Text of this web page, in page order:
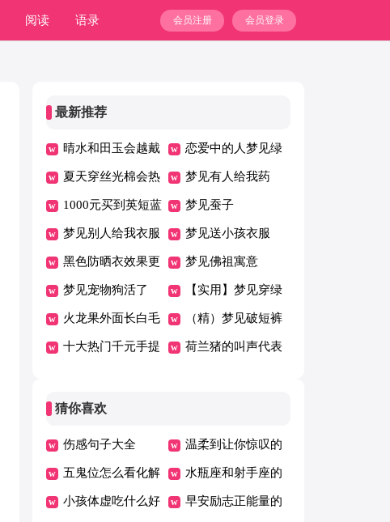
阅读 语录 会员登录
会员注册
最新推荐
晴水和田玉会越戴
越润吗
恋爱中的人梦见绿
色衣服
夏天穿丝光棉会热
吗
梦见有人给我药
1000元买到英短蓝
猫正常吗
梦见蚕子
梦见别人给我衣服 梦见送小孩衣服
黑色防晒衣效果更
好吗
梦见佛祖寓意
梦见宠物狗活了 【实用】梦见穿绿
裙子
火龙果外面长白毛
了还能吃吗
（精）梦见破短裤
十大热门千元手提 荷兰猪的叫声代表
猜你喜欢
伤感句子大全 温柔到让你惊叹的
心情好的说说
五鬼位怎么看化解 水瓶座和射手座的
婚姻情况是怎么样
小孩体虚吃什么好 早安励志正能量的